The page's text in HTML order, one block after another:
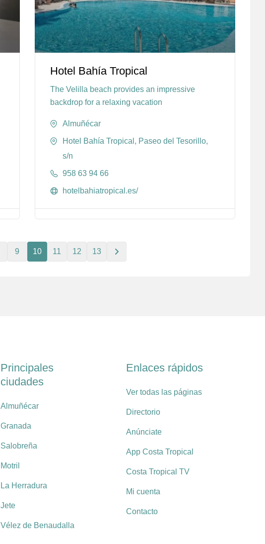
Hotel Bahía Tropical
The Velilla beach provides an impressive
backdrop for a relaxing vacation
Almuñécar
Hotel Bahía Tropical, Paseo del Tesorillo,
s/n
958 63 94 66
hotelbahiatropical.es/
9 10 11 12 13
Principales
ciudades
Almuñécar
Granada
Salobreña
Motril
La Herradura
Jete
Vélez de Benaudalla
Enlaces rápidos
Ver todas las páginas
Directorio
Anúnciate
App Costa Tropical
Costa Tropical TV
Mi cuenta
Contacto